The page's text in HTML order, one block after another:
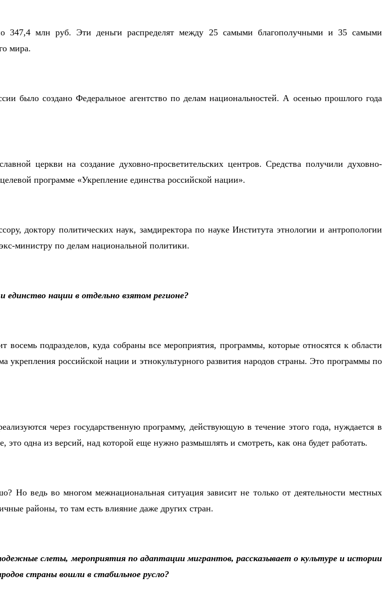
347,4 млн руб. Эти деньги распределят между 25 самыми благополучными и 35 самыми
мира.
было создано Федеральное агентство по делам национальностей. А осенью прошлого года
церкви на создание духовно-просветительских центров. Средства получили духовно-
программе «Укрепление единства российской нации».
доктору политических наук, замдиректора по науке Института этнологии и антропологии
министру по делам национальной политики.
единство нации в отдельно взятом регионе?
подразделов, куда собраны все мероприятия, программы, которые относятся к области
российской нации и этнокультурного развития народов страны. Это программы по
через государственную программу, действующую в течение этого года, нуждается в
одна из версий, над которой еще нужно размышлять и смотреть, как она будет работать.
Но ведь во многом межнациональная ситуация зависит не только от деятельности местных
районы, то там есть влияние даже других стран.
слеты, мероприятия по адаптации мигрантов, рассказывает о культуре и истории
страны вошли в стабильное русло?